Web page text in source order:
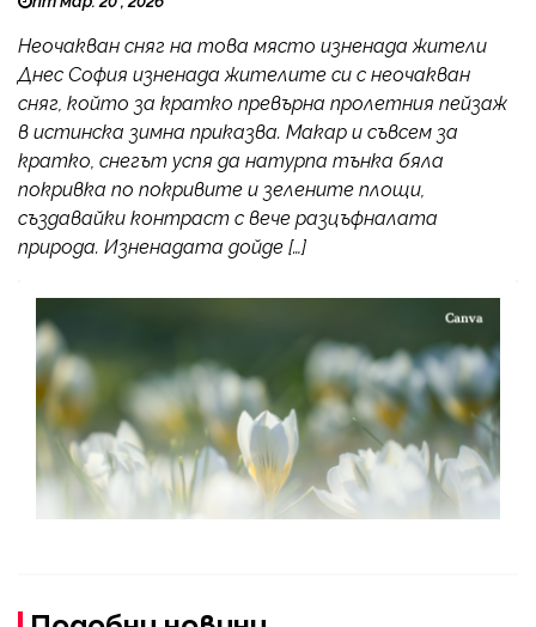
Неочакван сняг на това място изненада жители
Днес София изненада жителите си с неочакван
сняг, който за кратко превърна пролетния пейзаж
в истинска зимна приказва. Макар и съвсем за
кратко, снегът успя да натурпа тънка бяла
покривка по покривите и зелените площи,
създавайки контраст с вече разцъфналата
природа. Изненадата дойде […]